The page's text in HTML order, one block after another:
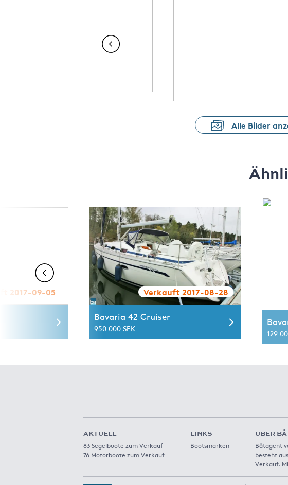
Alle Bilder
2017-09-05 Verkauft 2017-08-28
Bavaria 42 Cruiser
950 000 SEK 129
AKTUELL
83 Segelboote zum Verkauf
76 Motorboote zum Verkauf
LINKS
Bootsmarken
ÜBER
Båtagent
besteht
Verkauf.